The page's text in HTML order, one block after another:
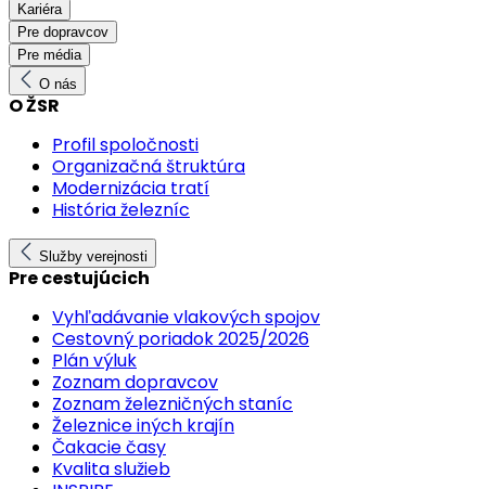
Kariéra
Pre dopravcov
Pre média
O nás
O ŽSR
Profil spoločnosti
Organizačná štruktúra
Modernizácia tratí
História železníc
Služby verejnosti
Pre cestujúcich
Vyhľadávanie vlakových spojov
Cestovný poriadok 2025/2026
Plán výluk
Zoznam dopravcov
Zoznam železničných staníc
Železnice iných krajín
Čakacie časy
Kvalita služieb